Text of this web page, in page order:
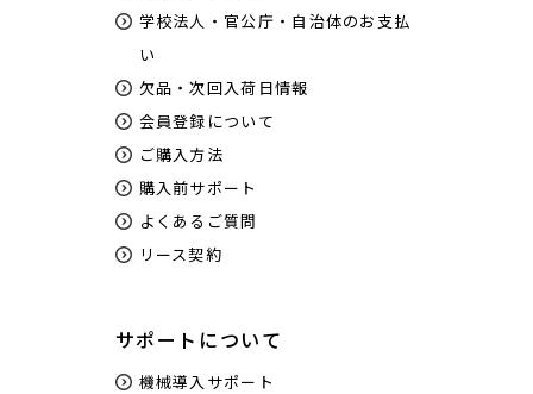
学校法人・官公庁・自治体のお支払
い
欠品・次回入荷日情報
会員登録について
ご購入方法
購入前サポート
よくあるご質問
リース契約
サポートについて
機械導入サポート